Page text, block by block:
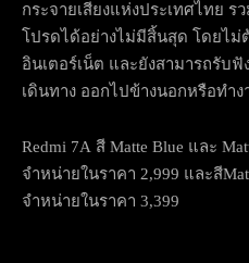
กระจายเสียงแห่งประเทศไทย ร
โปรดได้อย่างไม่มีสิ้นสุด โดยไม่
อินเตอร์เน็ต และยังสามารถรับ
เดินทาง ออกไปข้างนอกหรือทำ
Redmi 7A สี Matte Blue และ
จำหน่ายในราคา 2,999 และสี
จำหน่ายในราคา 3,399